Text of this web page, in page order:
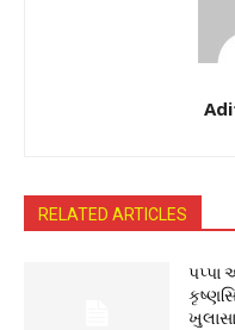
RELATED ARTICLES
પપ્પા
ખુલાસા